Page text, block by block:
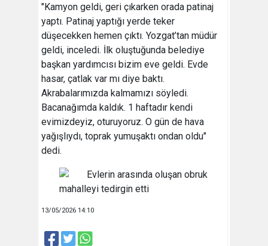
"Kamyon geldi, geri çıkarken orada patinaj
yaptı. Patinaj yaptığı yerde teker
düşecekken hemen çıktı. Yozgat’tan müdür
geldi, inceledi. İlk oluştuğunda belediye
başkan yardımcısı bizim eve geldi. Evde
hasar, çatlak var mı diye baktı.
Akrabalarımızda kalmamızı söyledi.
Bacanağımda kaldık. 1 haftadır kendi
evimizdeyiz, oturuyoruz. O gün de hava
yağışlıydı, toprak yumuşaktı ondan oldu"
dedi.
13/05/2026 14:10